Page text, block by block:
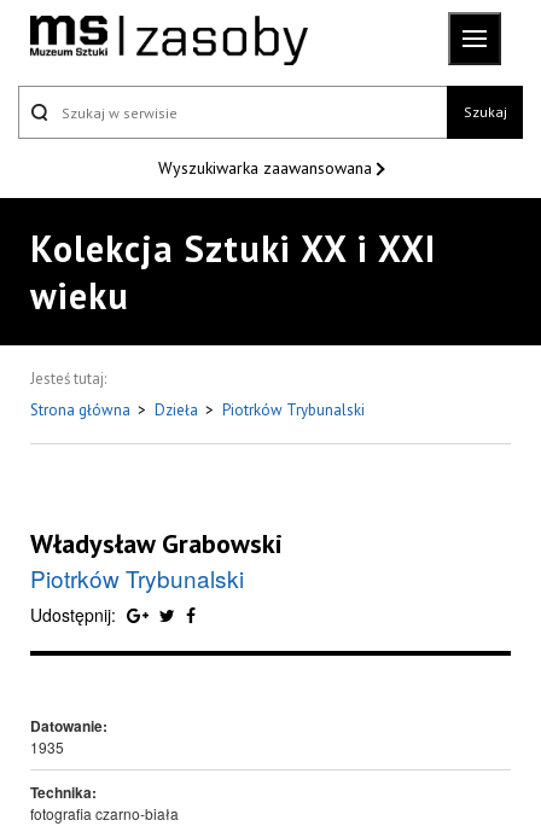
Szukaj
Wyszukiwarka zaawansowana
Kolekcja Sztuki XX i XXI
wieku
Jesteś tutaj:
Strona główna > Dzieła > Piotrków Trybunalski
Władysław Grabowski
Piotrków Trybunalski
Udostępnij:
Datowanie:
1935
Technika:
fotografia czarno-biała